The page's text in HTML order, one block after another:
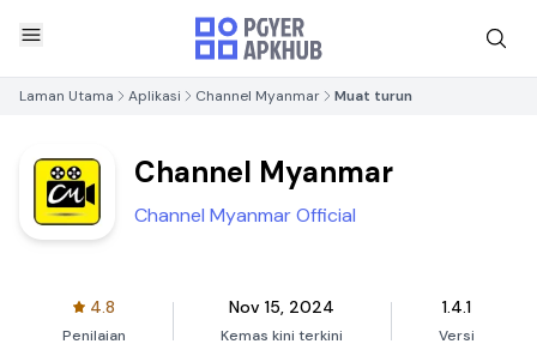
Laman Utama Aplikasi Channel Myanmar Muat turun
Channel Myanmar
Channel Myanmar Official
4.8
Penilaian
Nov 15, 2024
Kemas kini terkini
1.4.1
Versi